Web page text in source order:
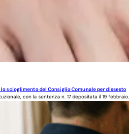
scioglimento del Consiglio Comunale per dissesto
con la sentenza n. 17 depositata il 19